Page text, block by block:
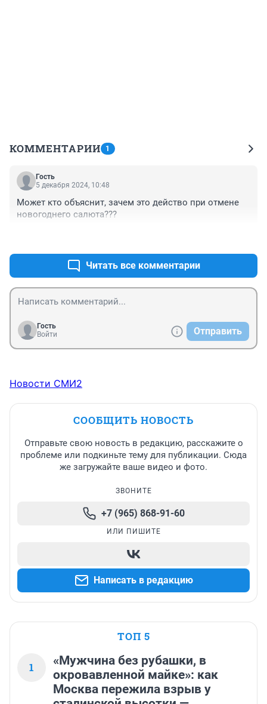
КОММЕНТАРИИ 1
Гость
5 декабря 2024, 10:48
Может кто объяснит, зачем это действо при отмене
новогоднего салюта???
Читать все комментарии
Гость
Войти
Отправить
Новости СМИ2
СООБЩИТЬ НОВОСТЬ
Отправьте свою новость в редакцию, расскажите о
проблеме или подкиньте тему для публикации. Сюда
же загружайте ваше видео и фото.
ЗВОНИТЕ
+7 (965) 868-91-60
ИЛИ ПИШИТЕ
Написать в редакцию
ТОП 5
1
«Мужчина без рубашки, в
окровавленной майке»: как
Москва пережила взрыв у